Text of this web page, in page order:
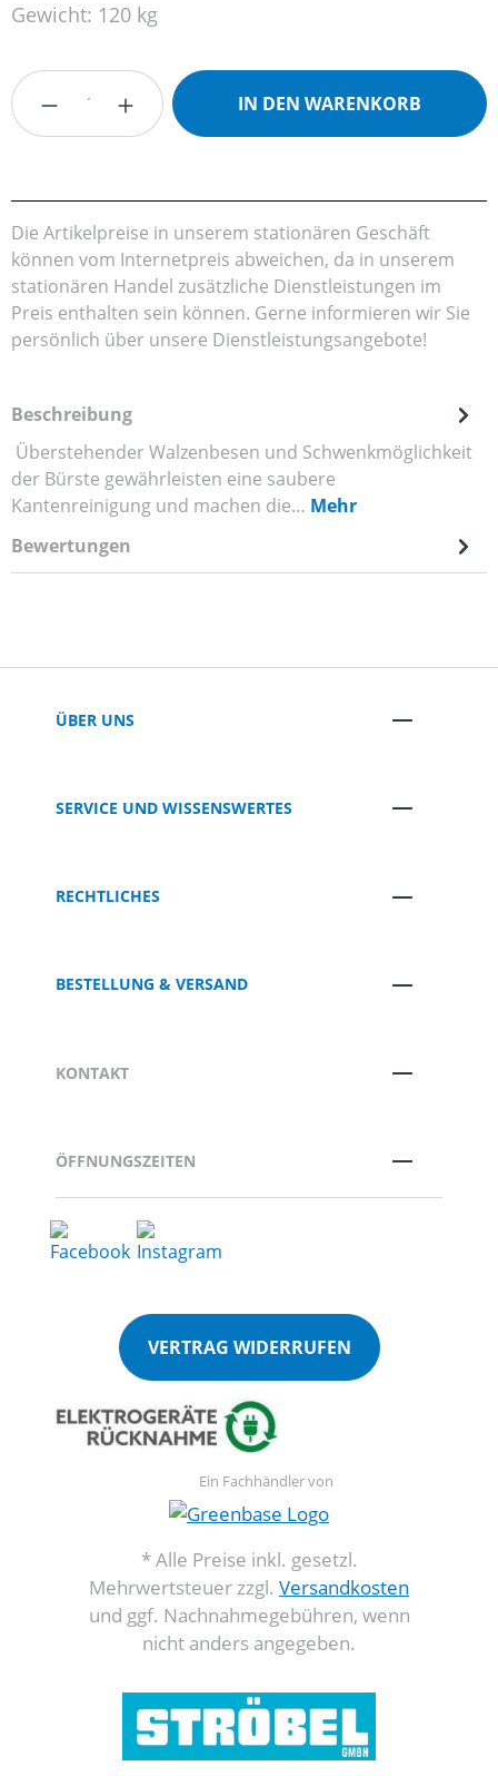
Gewicht: 120 kg
Produkt Anzahl: Gib den gewünschten
IN DEN WARENKORB
Die Artikelpreise in unserem stationären Geschäft
können vom Internetpreis abweichen, da in unserem
stationären Handel zusätzliche Dienstleistungen im
Preis enthalten sein können. Gerne informieren wir Sie
persönlich über unsere Dienstleistungsangebote!
Beschreibung
Überstehender Walzenbesen und Schwenkmöglichkeit
der Bürste gewährleisten eine saubere
Kantenreinigung und machen die… Mehr
Bewertungen
ÜBER UNS
SERVICE UND WISSENSWERTES
RECHTLICHES
BESTELLUNG & VERSAND
KONTAKT
ÖFFNUNGSZEITEN
VERTRAG WIDERRUFEN
Ein Fachhändler von
* Alle Preise inkl. gesetzl.
Mehrwertsteuer zzgl. Versandkosten
und ggf. Nachnahmegebühren, wenn
nicht anders angegeben.